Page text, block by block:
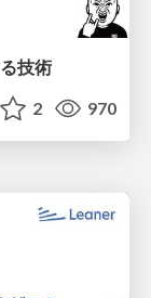
技術
2 970